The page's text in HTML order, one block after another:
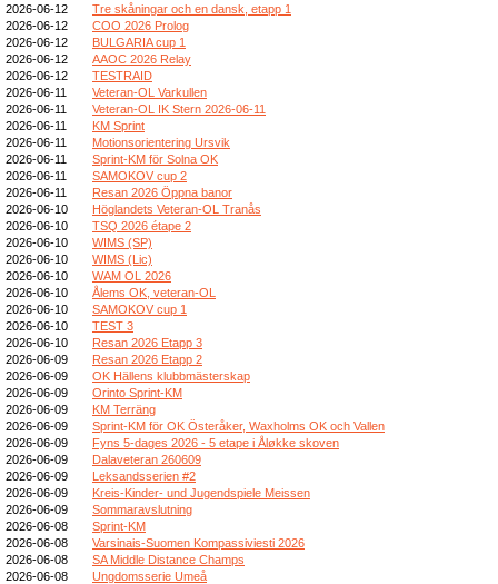
2026-06-12
Tre skåningar och en dansk, etapp 1
2026-06-12
COO 2026 Prolog
2026-06-12
BULGARIA cup 1
2026-06-12
AAOC 2026 Relay
2026-06-12
TESTRAID
2026-06-11
Veteran-OL Varkullen
2026-06-11
Veteran-OL IK Stern 2026-06-11
2026-06-11
KM Sprint
2026-06-11
Motionsorientering Ursvik
2026-06-11
Sprint-KM för Solna OK
2026-06-11
SAMOKOV cup 2
2026-06-11
Resan 2026 Öppna banor
2026-06-10
Höglandets Veteran-OL Tranås
2026-06-10
TSQ 2026 étape 2
2026-06-10
WIMS (SP)
2026-06-10
WIMS (Lic)
2026-06-10
WAM OL 2026
2026-06-10
Ålems OK, veteran-OL
2026-06-10
SAMOKOV cup 1
2026-06-10
TEST 3
2026-06-10
Resan 2026 Etapp 3
2026-06-09
Resan 2026 Etapp 2
2026-06-09
OK Hällens klubbmästerskap
2026-06-09
Orinto Sprint-KM
2026-06-09
KM Terräng
2026-06-09
Sprint-KM för OK Österåker, Waxholms OK och Vallen
2026-06-09
Fyns 5-dages 2026 - 5 etape i Åløkke skoven
2026-06-09
Dalaveteran 260609
2026-06-09
Leksandsserien #2
2026-06-09
Kreis-Kinder- und Jugendspiele Meissen
2026-06-09
Sommaravslutning
2026-06-08
Sprint-KM
2026-06-08
Varsinais-Suomen Kompassiviesti 2026
2026-06-08
SA Middle Distance Champs
2026-06-08
Ungdomsserie Umeå